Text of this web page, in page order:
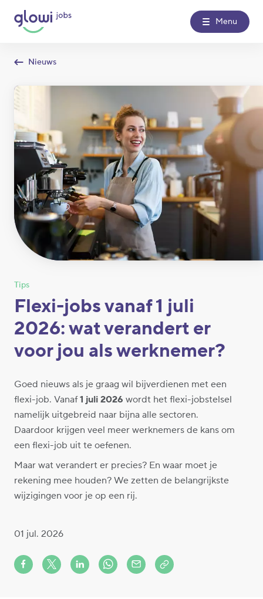
Menu
Glowi Glowi Jobs Het Poetsbureau
Kantoren
Nieuws
Contact
Nieuws
Tips
Flexi-jobs vanaf 1 juli
2026: wat verandert er
voor jou als werknemer?
Goed nieuws als je graag wil bijverdienen met een
flexi-job. Vanaf1 juli 2026 wordt het flexi-jobstelsel
namelijk uitgebreid naar bijna alle sectoren.
Daardoor krijgen veel meer werknemers de kans om
een flexi-job uit te oefenen.
Maar wat verandert er precies? En waar moet je
rekening mee houden? We zetten de belangrijkste
wijzigingen voor je op een rij.
01 jul. 2026
Share on Facebook
Share on X (formerly Twitter)
Share on LinkedIn
Share via Whatsapp
Share via MailCopy to clipboard